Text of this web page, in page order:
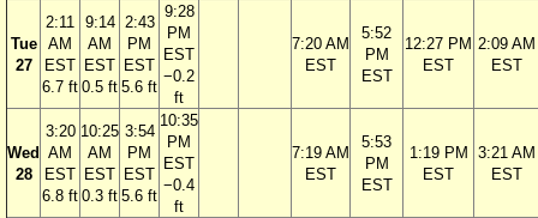
Tue
27
2:11
AM
EST
6.7 ft
9:14
AM
EST
0.5 ft
2:43
PM
EST
5.6 ft
9:28
PM
EST
−0.2
ft
7:20 AM
EST
5:52
PM
EST
12:27 PM
EST
2:09 AM
EST
Wed
28
3:20
AM
EST
6.8 ft
10:25
AM
EST
0.3 ft
3:54
PM
EST
5.6 ft
10:35
PM
EST
−0.4
ft
7:19 AM
EST
5:53
PM
EST
1:19 PM
EST
3:21 AM
EST